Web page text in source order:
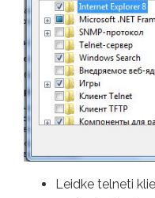
Leidke telneti